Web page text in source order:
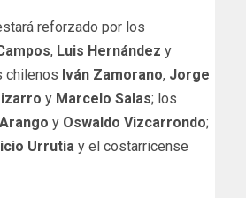
reforzado por los
, Luis Hernández y
chilenos Iván Zamorano, Jorge
y Marcelo Salas; los
y Oswaldo Vizcarrondo;
Urrutia y el costarricense